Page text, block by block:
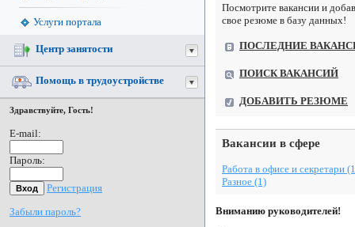
Услуги портала
Центр занятости
Помощь в трудоустройстве
Здравствуйте, Гость!
E-mail:
Пароль:
Регистрация
Забыли пароль?
Посмотрите вакансии и
свое резюме в базу данных!
ПОСЛЕДНИЕ
ПОИСК ВАКАНСИЙ
ДОБАВИТЬ РЕЗЮМЕ
Вакансии в сфере
Работа в офисе и секретари
Разное (1)
Вниманию руководителей!